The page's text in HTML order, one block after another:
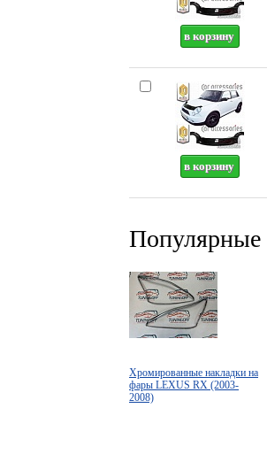
Популярные
Хромированные накладки на
фары LEXUS RX (2003-
2008)